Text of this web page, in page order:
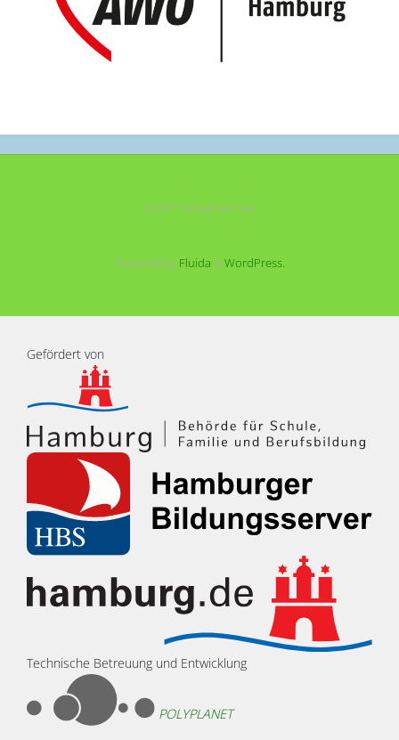
©2021 Schule am See
Powered byFluida &WordPress.
Gefördert von
Technische Betreuung und Entwicklung
POLYPLANET